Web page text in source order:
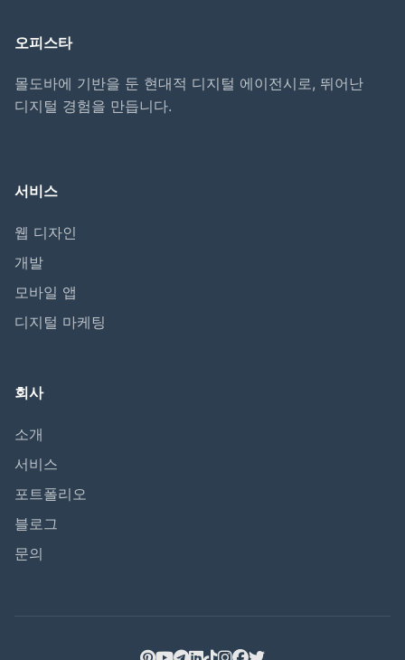
오피스타
몰도바에 기반을 둔 현대적 디지털 에이전시로, 뛰어난
디지털 경험을 만듭니다.
서비스
웹 디자인
개발
모바일 앱
디지털 마케팅
회사
소개
서비스
포트폴리오
블로그
문의